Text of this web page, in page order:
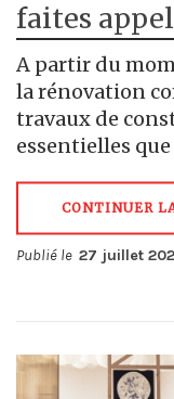
faites
A partir du
la rénovation
travaux de
essentielles
CONTINUER
Publié le 27 juillet